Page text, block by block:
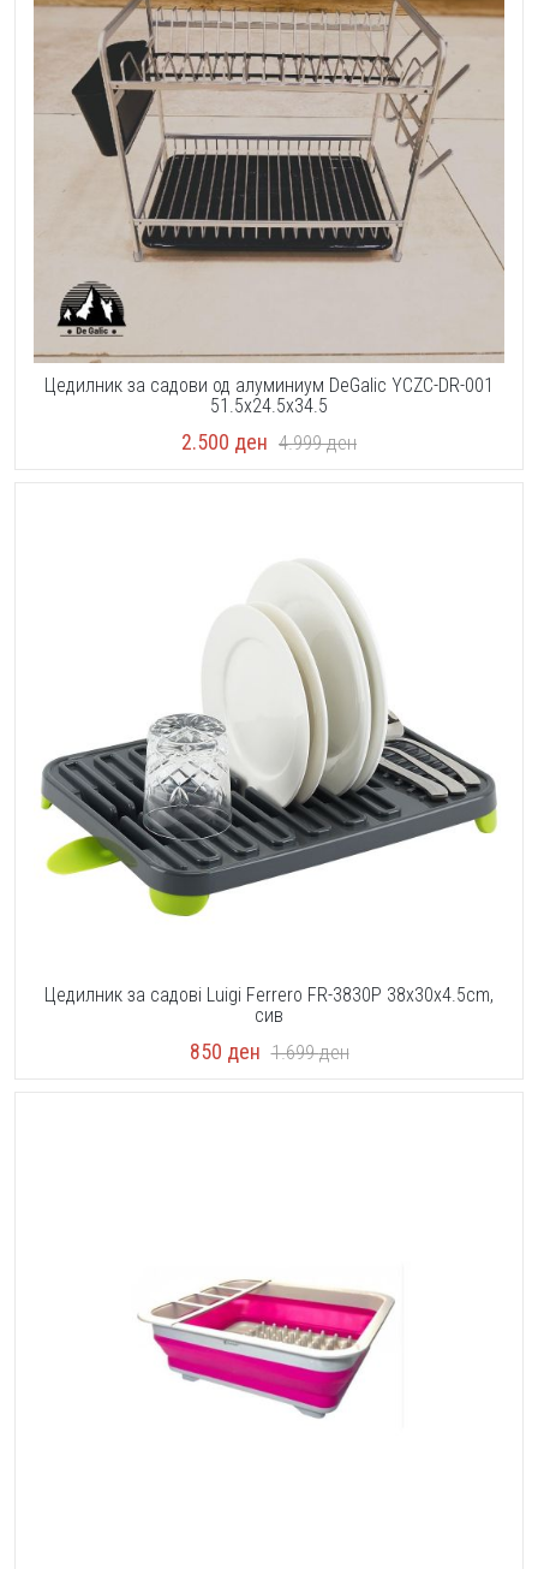
Цедилник за садови од алуминиум DeGalic YCZC-DR-001
51.5x24.5x34.5
2.500 ден 4.999ден
Цедилник за садовi Luigi Ferrero FR-3830P 38x30x4.5cm,
сив
850 ден 1.699ден